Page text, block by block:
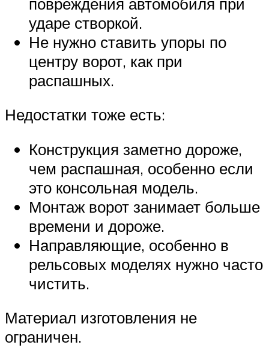
ударе створкой.
Не нужно ставить упоры по
центру ворот, как при
распашных.
Недостатки тоже есть:
Конструкция заметно дороже,
чем распашная, особенно если
это консольная модель.
Монтаж ворот занимает больше
времени и дороже.
Направляющие, особенно в
рельсовых моделях нужно часто
чистить.
Материал изготовления не
ограничен.